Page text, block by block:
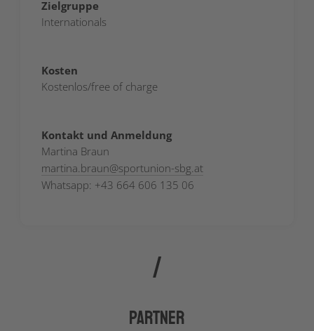
Zielgruppe
Internationals
Kosten
Kostenlos/free of charge
Kontakt und Anmeldung
Martina Braun
martina.braun@sportunion-sbg.at
Whatsapp: +43 664 606 135 06
Partner